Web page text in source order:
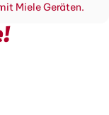
Miele Geräten.